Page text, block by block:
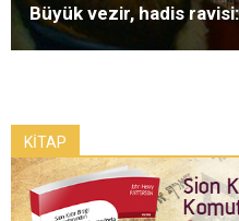
Büyük vezir, hadis
KİTAP